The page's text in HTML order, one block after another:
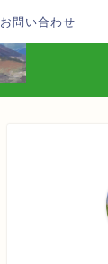
お問い合わせ